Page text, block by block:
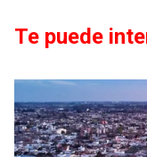
Te puede